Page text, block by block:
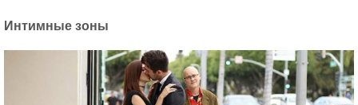
Интимные зоны